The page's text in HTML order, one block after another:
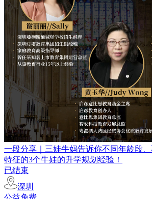
一段分享｜三娃牛妈告诉你不同年龄段
特征的3个牛娃的升学规划经验！
已结束
深圳
公益免费